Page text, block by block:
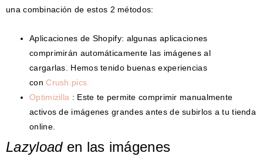
una combinación de estos 2 métodos:
Aplicaciones de Shopify: algunas aplicaciones
comprimirán automáticamente las imágenes al
cargarlas. Hemos tenido buenas experiencias
conCrush.pics
Optimizilla : Este te permite comprimir manualmente
activos de imágenes grandes antes de subirlos a tu tienda
online.
Lazyloaden las imágenes